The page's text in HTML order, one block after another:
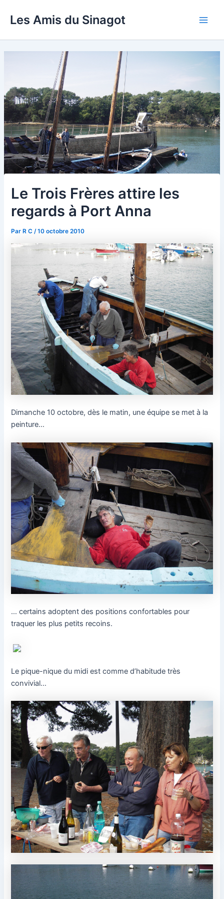
Les Amis du Sinagot
Le Trois Frères attire les
regards à Port Anna
Par R C/10 octobre 2010
Dimanche 10 octobre, dès le matin, une équipe se met à la
peinture…
… certains adoptent des positions confortables pour
traquer les plus petits recoins.
Le pique-nique du midi est comme d’habitude très
convivial…